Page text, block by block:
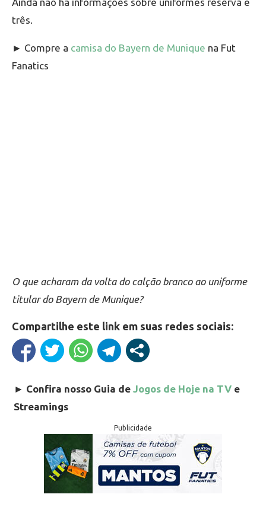
três.
► Compre a camisa do Bayern de Munique na Fut
Fanatics
O que acharam da volta do calção branco ao uniforme
titular do Bayern de Munique?
Compartilhe este link em suas redes sociais:
► Confira nosso Guia de Jogos de Hoje na TV e
Streamings
Publicidade